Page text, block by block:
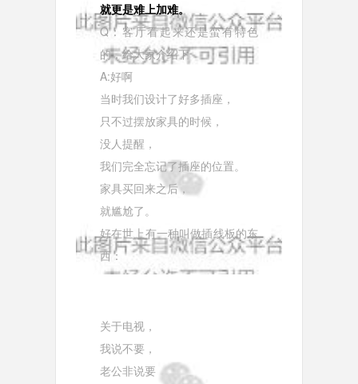
就更是难上加难。
Q：客厅看起来还是蛮有特色
的，给大家介绍下
A:好啊
当时我们设计了好多插座，
只不过摆放家具的时候，
没人提醒，
我们完全忘记了插座的位置。
家具买回来之后，
就尴尬了。
好在世上有一种叫做插线板的东
西：
关于电视，
我说不要，
老公非说要